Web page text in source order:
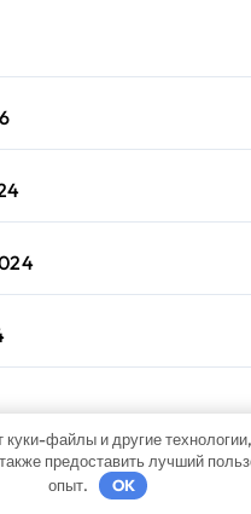
куки-файлы и другие
предоставить лучший
опыт.
OK